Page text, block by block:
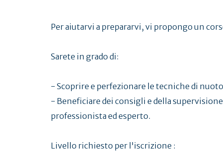
Per aiutarvi a prepararvi, vi propongo un
Sarete in grado di:
- Scoprire e perfezionare le tecniche di
- Beneficiare dei consigli e della
professionista ed esperto.
Livello richiesto per l'iscrizione :